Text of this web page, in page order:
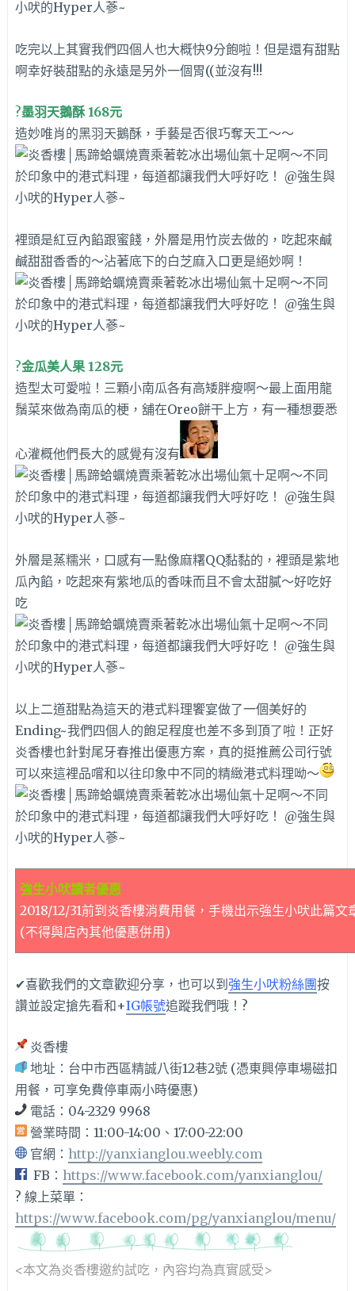
吃完以上其實我們四個人也大概快9分飽啦！但是還有甜點
啊幸好裝甜點的永遠是另外一個胃((並沒有!!!
?墨羽天鵝酥 168元
造妙唯肖的黑羽天鵝酥，手藝是否很巧奪天工～～
裡頭是紅豆內餡跟蜜餞，外層是用竹炭去做的，吃起來鹹
鹹甜甜香香的～沾著底下的白芝麻入口更是絕妙啊！
?金瓜美人果 128元
造型太可愛啦！三顆小南瓜各有高矮胖瘦啊～最上面用龍
鬚菜來做為南瓜的梗，舖在Oreo餅干上方，有一種想要悉
心灌概他們長大的感覺有沒有
外層是蒸糯米，口感有一點像麻糬QQ黏黏的，裡頭是紫地
瓜內餡，吃起來有紫地瓜的香味而且不會太甜膩～好吃好
吃
以上二道甜點為這天的港式料理饗宴做了一個美好的
Ending~我們四個人的飽足程度也差不多到頂了啦！正好
炎香樓也針對尾牙春推出優惠方案，真的挺推薦公司行號
可以來這裡品嚐和以往印象中不同的精緻港式料理呦～
強生小吠讀者優惠
2018/12/31前到炎香樓消費用餐，手機出示強生小吠此篇文
(不得與店內其他優惠併用)
✔喜歡我們的文章歡迎分享，也可以到強生小吠粉絲團按
讚並設定搶先看和+IG帳號追蹤我們哦！?
炎香樓
地址：台中市西區精誠八街12巷2號 (憑東興停車場磁扣
用餐，可享免費停車兩小時優惠)
電話：04-2329 9968
營業時間：11:00-14:00、17:00-22:00
官網： http://yanxianglou.weebly.com
FB： https://www.facebook.com/yanxianglou/
? 線上菜單：
https://www.facebook.com/pg/yanxianglou/menu/
<本文為炎香樓邀約試吃，內容均為真實感受>